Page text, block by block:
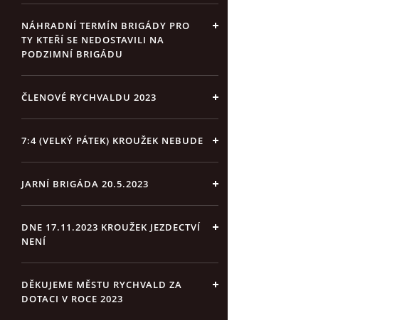
NÁHRADNÍ TERMÍN BRIGÁDY PRO
TY KTEŘÍ SE NEDOSTAVILI NA
PODZIMNÍ BRIGÁDU
ČLENOVÉ RYCHVALDU 2023
7:4 (VELKÝ PÁTEK) KROUŽEK NEBUDE
JARNÍ BRIGÁDA 20.5.2023
DNE 17.11.2023 KROUŽEK JEZDECTVÍ
NENÍ
DĚKUJEME MĚSTU RYCHVALD ZA
DOTACI V ROCE 2023